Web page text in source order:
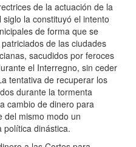
de la actuación de la
la constituyó el intento
de forma que se
de las ciudades
sacudidos por feroces
el Interregno, sin ceder
tentativa de recuperar los
durante la tormenta
cambio de dinero para
del mismo modo un
política dinástica.